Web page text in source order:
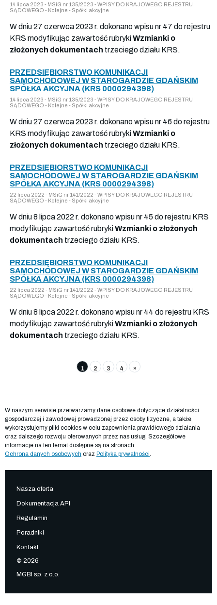
14 lipca 2023 - MSiG nr 135/2023 - WPISY DO KRAJOWEGO REJESTRU
SĄDOWEGO - Kolejne - Spółki akcyjne
W dniu 27 czerwca 2023 r. dokonano wpisu nr 47 do rejestru
KRS modyfikując zawartość rubrykiWzmianki o
złożonych dokumentach trzeciego działu KRS.
PRZEDSIĘBIORSTWO KOMUNIKACJI
SAMOCHODOWEJ W STAROGARDZIE GDAŃSKIM
SPÓŁKA AKCYJNA (KRS 0000294398)
14 lipca 2023 - MSiG nr 135/2023 - WPISY DO KRAJOWEGO REJESTRU
SĄDOWEGO - Kolejne - Spółki akcyjne
W dniu 27 czerwca 2023 r. dokonano wpisu nr 46 do rejestru
KRS modyfikując zawartość rubrykiWzmianki o
złożonych dokumentach trzeciego działu KRS.
PRZEDSIĘBIORSTWO KOMUNIKACJI
SAMOCHODOWEJ W STAROGARDZIE GDAŃSKIM
SPÓŁKA AKCYJNA (KRS 0000294398)
22 lipca 2022 - MSiG nr 141/2022 - WPISY DO KRAJOWEGO REJESTRU
SĄDOWEGO - Kolejne - Spółki akcyjne
W dniu 8 lipca 2022 r. dokonano wpisu nr 45 do rejestru KRS
modyfikując zawartość rubrykiWzmianki o złożonych
dokumentach trzeciego działu KRS.
PRZEDSIĘBIORSTWO KOMUNIKACJI
SAMOCHODOWEJ W STAROGARDZIE GDAŃSKIM
SPÓŁKA AKCYJNA (KRS 0000294398)
22 lipca 2022 - MSiG nr 141/2022 - WPISY DO KRAJOWEGO REJESTRU
SĄDOWEGO - Kolejne - Spółki akcyjne
W dniu 8 lipca 2022 r. dokonano wpisu nr 44 do rejestru KRS
modyfikując zawartość rubrykiWzmianki o złożonych
dokumentach trzeciego działu KRS.
1 2 3 4 »
W naszym serwisie przetwarzamy dane osobowe dotyczące działalności
gospodarczej i zawodowej prowadzonej przez osoby fizyczne, a także
wykorzystujemy pliki cookies w celu zapewnienia prawidłowego działania
oraz dalszego rozwoju oferowanych przez nas usług. Szczegółowe
informacje na ten temat dostępne są na stronach:
Ochrona danych osobowych oraz Polityka prywatności
Nasza oferta
Dokumentacja API
Regulamin
Poradniki
Kontakt
© 2026
MGBI sp. z o.o.